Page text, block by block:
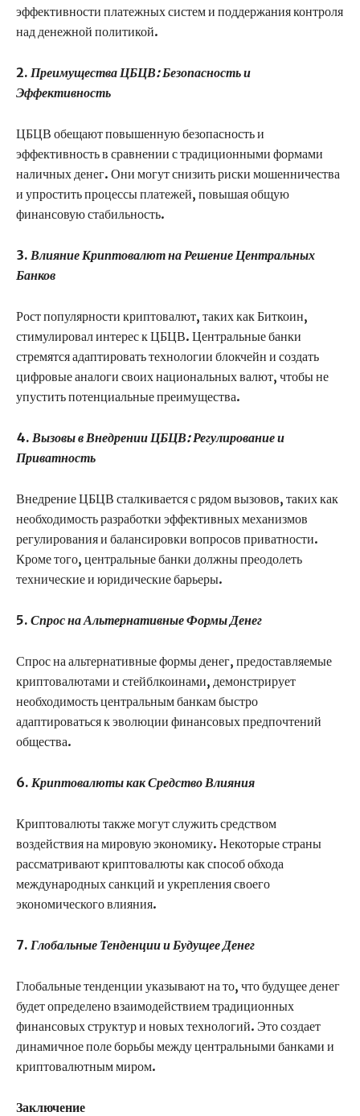
эффективности платежных систем и поддержания контроля
над денежной политикой.
2. Преимущества ЦБЦВ: Безопасность и
Эффективность
ЦБЦВ обещают повышенную безопасность и
эффективность в сравнении с традиционными формами
наличных денег. Они могут снизить риски мошенничества
и упростить процессы платежей, повышая общую
финансовую стабильность.
3. Влияние Криптовалют на Решение Центральных
Банков
Рост популярности криптовалют, таких как Биткоин,
стимулировал интерес к ЦБЦВ. Центральные банки
стремятся адаптировать технологии блокчейн и создать
цифровые аналоги своих национальных валют, чтобы не
упустить потенциальные преимущества.
4. Вызовы в Внедрении ЦБЦВ: Регулирование и
Приватность
Внедрение ЦБЦВ сталкивается с рядом вызовов, таких как
необходимость разработки эффективных механизмов
регулирования и балансировки вопросов приватности.
Кроме того, центральные банки должны преодолеть
технические и юридические барьеры.
5. Спрос на Альтернативные Формы Денег
Спрос на альтернативные формы денег, предоставляемые
криптовалютами и стейблкоинами, демонстрирует
необходимость центральным банкам быстро
адаптироваться к эволюции финансовых предпочтений
общества.
6. Криптовалюты как Средство Влияния
Криптовалюты также могут служить средством
воздействия на мировую экономику. Некоторые страны
рассматривают криптовалюты как способ обхода
международных санкций и укрепления своего
экономического влияния.
7. Глобальные Тенденции и Будущее Денег
Глобальные тенденции указывают на то, что будущее денег
будет определено взаимодействием традиционных
финансовых структур и новых технологий. Это создает
динамичное поле борьбы между центральными банками и
криптовалютным миром.
Заключение